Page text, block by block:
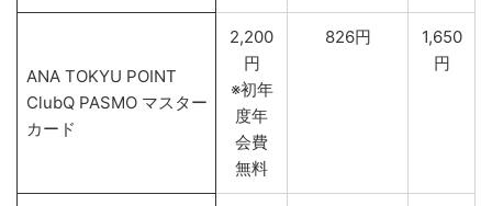
ANA TOKYU POINT
ClubQ PASMO マスター
カード
2,200
円
※初年
度年
会費
無料
826円 1,650
円